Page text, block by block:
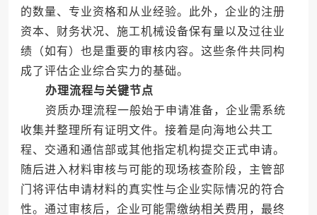
的数量、专业资格和从业经验。此外，企业的注册
资本、财务状况、施工机械设备保有量以及过往业
绩（如有）也是重要的审核内容。这些条件共同构
成了评估企业综合实力的基础。
办理流程与关键节点
资质办理流程一般始于申请准备，企业需系统
收集并整理所有证明文件。接着是向海地公共工
程、交通和通信部或其他指定机构提交正式申请。
随后进入材料审核与可能的现场核查阶段，主管部
门将评估申请材料的真实性与企业实际情况的符合
性。通过审核后，企业可能需缴纳相关费用，最终